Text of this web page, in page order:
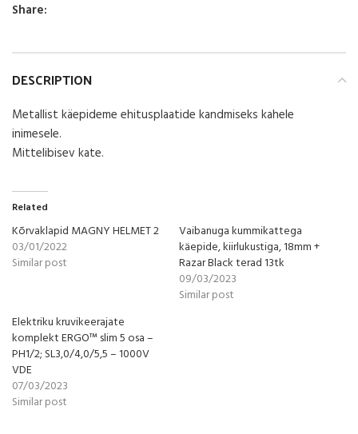
Share:
DESCRIPTION
Metallist käepideme ehitusplaatide kandmiseks kahele
inimesele.
Mittelibisev kate.
Related
Kõrvaklapid MAGNY HELMET 2
03/01/2022
Similar post
Vaibanuga kummikattega
käepide, kiirlukustiga, 18mm +
Razar Black terad 13tk
09/03/2023
Similar post
Elektriku kruvikeerajate
komplekt ERGO™ slim 5 osa –
PH1/2; SL3,0/4,0/5,5 – 1000V
VDE
07/03/2023
Similar post